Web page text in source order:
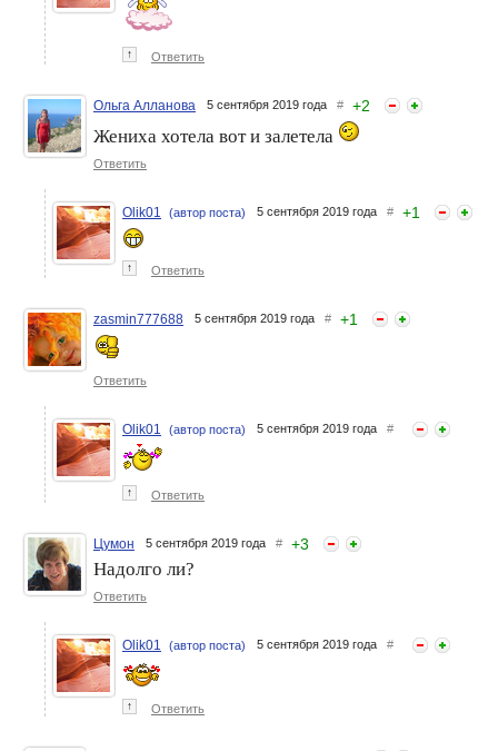
↑ Ответить
Ольга Алланова 5 сентября 2019 года # +2
Жениха хотела вот и залетела
Ответить
Olik01 (автор поста) 5 сентября 2019 года # +1
↑ Ответить
zasmin777688 5 сентября 2019 года # +1
Ответить
Olik01 (автор поста) 5 сентября 2019 года #
↑ Ответить
Цумон 5 сентября 2019 года # +3
Надолго ли?
Ответить
Olik01 (автор поста) 5 сентября 2019 года #
↑ Ответить